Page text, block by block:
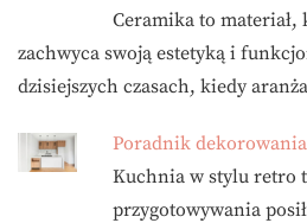
Ceramika to
zachwyca swoją estetyką i
dzisiejszych czasach, kiedy
Poradnik
Kuchnia w stylu retro
przygotowywania